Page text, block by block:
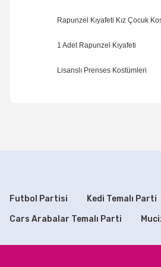
Rapunzel Kıyafeti Kız Çocuk
1 Adet Rapunzel Kıyafeti
Lisanslı Prenses Kostümleri
Bu ürüne benzer farklı
Futbol Partisi Kedi Temalı Parti
Cars Arabalar Temalı Parti